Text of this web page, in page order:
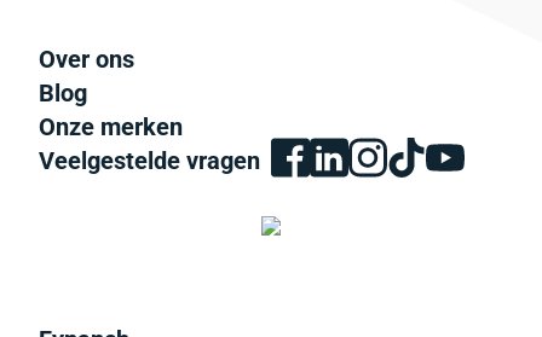
Over ons
Blog
Onze merken
Veelgestelde vragen